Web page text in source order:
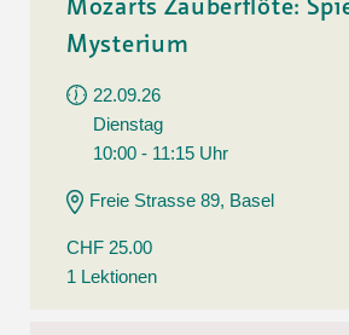
Mozarts Zauberflöte:
Mysterium
22.09.26
Dienstag
10:00 - 11:15 Uhr
Freie Strasse 89, Basel
CHF 25.00
1 Lektionen